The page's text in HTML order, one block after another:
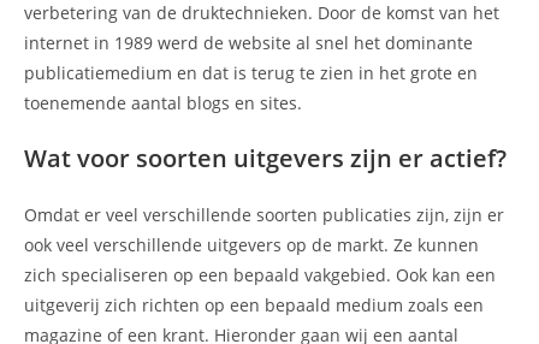
verbetering van de druktechnieken. Door de komst van het
internet in 1989 werd de website al snel het dominante
publicatiemedium en dat is terug te zien in het grote en
toenemende aantal blogs en sites.
Wat voor soorten uitgevers zijn er actief?
Omdat er veel verschillende soorten publicaties zijn, zijn er
ook veel verschillende uitgevers op de markt. Ze kunnen
zich specialiseren op een bepaald vakgebied. Ook kan een
uitgeverij zich richten op een bepaald medium zoals een
magazine of een krant. Hieronder gaan wij een aantal